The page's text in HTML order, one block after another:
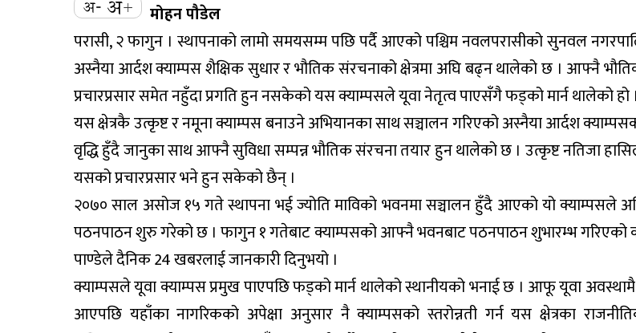
मोहन पौडेल
परासी, २ फागुन । स्थापनाको लामो समयसम्म पछि पर्दै आएको पश्चिम नवलपरासीको सुनवल
अस्नैया आर्दश क्याम्पस शैक्षिक सुधार र भौतिक संरचनाको क्षेत्रमा अघि बढ्न थालेको छ । आफ्नै
प्रचारप्रसार समेत नहुँदा प्रगति हुन नसकेको यस क्याम्पसले यूवा नेतृत्व पाएसँगै फड्को मार्न थालेको हो ।
यस क्षेत्रकै उत्कृष्ट र नमूना क्याम्पस बनाउने अभियानका साथ सञ्चालन गरिएको अस्नैया आर्दश
वृद्धि हुँदै जानुका साथ आफ्नै सुविधा सम्पन्न भौतिक संरचना तयार हुन थालेको छ । उत्कृष्ट नतिजा
यसको प्रचारप्रसार भने हुन सकेको छैन् ।
२०७० साल असोज १५ गते स्थापना भई ज्योति माविको भवनमा सञ्चालन हुँदै आएको यो क्याम्पसले
पठनपाठन शुरु गरेको छ । फागुन १ गतेबाट क्याम्पसको आफ्नै भवनबाट पठनपाठन शुभारम्भ गरिएको
पाण्डेले दैनिक 24 खबरलाई जानकारी दिनुभयो ।
क्याम्पसले यूवा क्याम्पस प्रमुख पाएपछि फड्को मार्न थालेको स्थानीयको भनाई छ । आफू यूवा
आएपछि यहाँका नागरिकको अपेक्षा अनुसार नै क्याम्पसको स्तरोन्नती गर्न यस क्षेत्रका